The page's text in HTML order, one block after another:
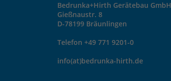
Bedrunka+Hirth Gerätebau GmbH
Gießnaustr. 8
D-78199 Bräunlingen
Telefon +49 771 9201-0
info(at)bedrunka-hirth.de